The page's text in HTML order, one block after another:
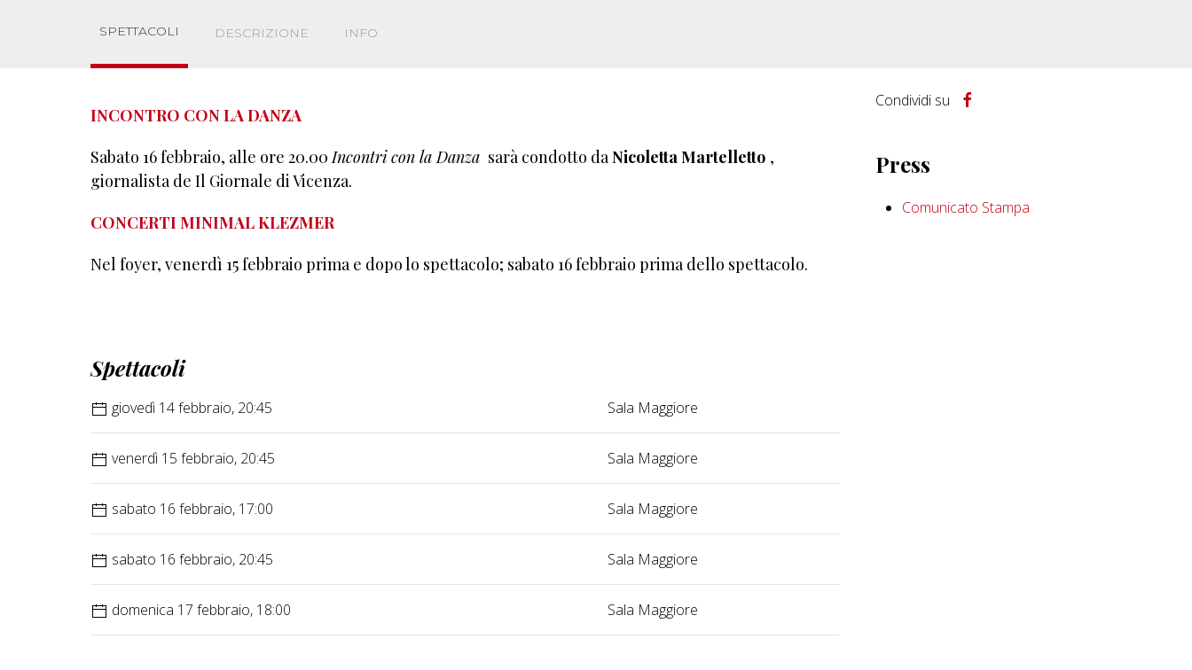
SPETTACOLI DESCRIZIONE INFO
INCONTRO CON LA DANZA
Sabato 16 febbraio, alle ore 20.00Incontri con la Danza sarà condotto daNicoletta Martelletto ,
giornalista de Il Giornale di Vicenza.
CONCERTI MINIMAL KLEZMER
Nel foyer, venerdì 15 febbraio prima e dopo lo spettacolo; sabato 16 febbraio prima dello spettacolo.
Spettacoli
giovedì 14 febbraio, 20:45 Sala Maggiore
venerdì 15 febbraio, 20:45 Sala Maggiore
sabato 16 febbraio, 17:00 Sala Maggiore
sabato 16 febbraio, 20:45 Sala Maggiore
domenica 17 febbraio, 18:00 Sala Maggiore
Condividi su
Press
Comunicato Stampa